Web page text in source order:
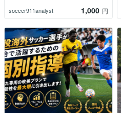
soccer911analyst 1,000 円